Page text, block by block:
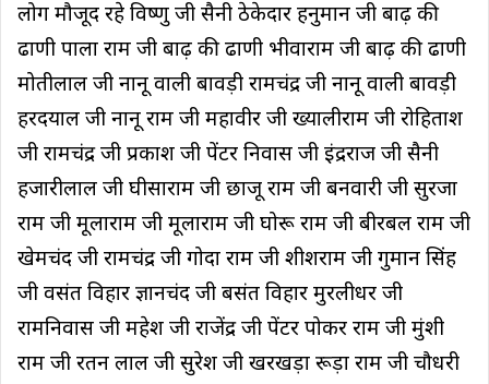
लोग मौजूद रहे विष्णु जी सैनी ठेकेदार हनुमान जी बाढ़ की
ढाणी पाला राम जी बाढ़ की ढाणी भीवाराम जी बाढ़ की ढाणी
मोतीलाल जी नानू वाली बावड़ी रामचंद्र जी नानू वाली बावड़ी
हरदयाल जी नानू राम जी महावीर जी ख्यालीराम जी रोहिताश
जी रामचंद्र जी प्रकाश जी पेंटर निवास जी इंद्रराज जी सैनी
हजारीलाल जी घीसाराम जी छाजू राम जी बनवारी जी सुरजा
राम जी मूलाराम जी मूलाराम जी घोरू राम जी बीरबल राम जी
खेमचंद जी रामचंद्र जी गोदा राम जी शीशराम जी गुमान सिंह
जी वसंत विहार ज्ञानचंद जी बसंत विहार मुरलीधर जी
रामनिवास जी महेश जी राजेंद्र जी पेंटर पोकर राम जी मुंशी
राम जी रतन लाल जी सुरेश जी खरखड़ा रूड़ा राम जी चौधरी